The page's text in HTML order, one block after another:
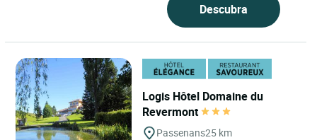
Descubra
Logis Hôtel Domaine du
Revermont
Passenans25 km